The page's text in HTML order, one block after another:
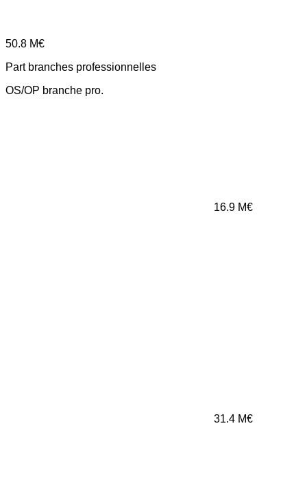
50.8 M€
Part branches professionnelles
OS/OP branche pro.
16.9 M€
31.4 M€